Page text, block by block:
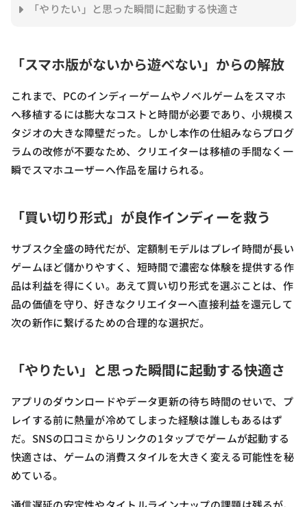
「やりたい」と思った瞬間に起動する快適さ
「スマホ版がないから遊べない」からの解放
これまで、PCのインディーゲームやノベルゲームをスマホ
へ移植するには膨大なコストと時間が必要であり、小規模ス
タジオの大きな障壁だった。しかし本作の仕組みならプログ
ラムの改修が不要なため、クリエイターは移植の手間なく一
瞬でスマホユーザーへ作品を届けられる。
「買い切り形式」が良作インディーを救う
サブスク全盛の時代だが、定額制モデルはプレイ時間が長い
ゲームほど儲かりやすく、短時間で濃密な体験を提供する作
品は利益を得にくい。あえて買い切り形式を選ぶことは、作
品の価値を守り、好きなクリエイターへ直接利益を還元して
次の新作に繋げるための合理的な選択だ。
「やりたい」と思った瞬間に起動する快適さ
アプリのダウンロードやデータ更新の待ち時間のせいで、プ
レイする前に熱量が冷めてしまった経験は誰しもあるはず
だ。SNSの口コミからリンクの1タップでゲームが起動する
快適さは、ゲームの消費スタイルを大きく変える可能性を秘
めている。